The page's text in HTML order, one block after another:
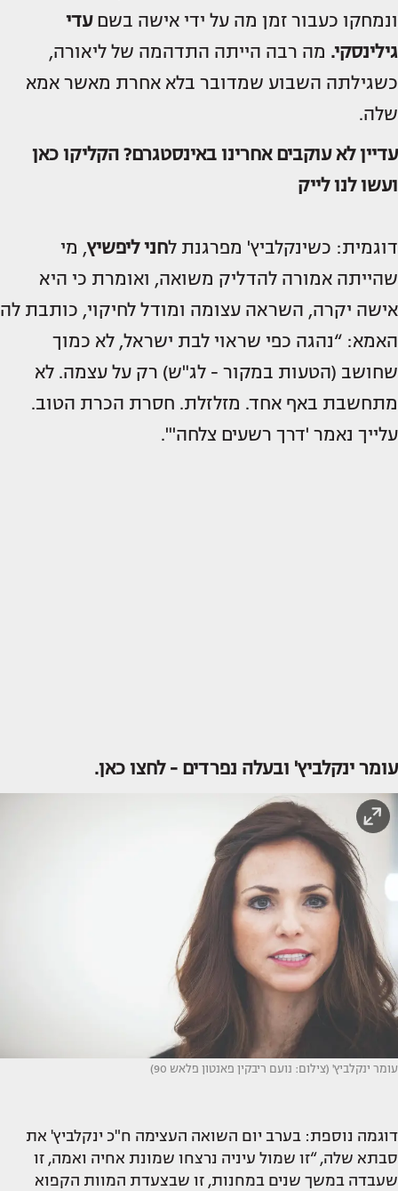
ונמחקו כעבור זמן מה על ידי אישה בשםעדי
גילינסקי. מה רבה הייתה התדהמה של ליאורה,
כשגילתה השבוע שמדובר בלא אחרת מאשר אמא
שלה.
עדיין לא עוקבים אחרינו באינסטגרם? הקליקו כאן
ועשו לנו לייק
דוגמית: כשינקלביץ' מפרגנת לחני ליפשיץ, מי
שהייתה אמורה להדליק משואה, ואומרת כי היא
אישה יקרה, השראה עצומה ומודל לחיקוי, כותבת לה
האמא: “נהגה כפי שראוי לבת ישראל, לא כמוך
שחושב (הטעות במקור - לג"ש) רק על עצמה. לא
מתחשבת באף אחד. מזלזלת. חסרת הכרת הטוב.
עלייך נאמר 'דרך רשעים צלחה'".
עומר ינקלביץ' ובעלה נפרדים -לחצו כאן.
עומר ינקלביץ' (צילום: נועם ריבקין פאנטון פלאש 90)
דוגמה נוספת: בערב יום השואה העצימה ח"כ ינקלביץ' את
סבתא שלה, “זו שמול עיניה נרצחו שמונת אחיה ואמה, זו
שעבדה במשך שנים במחנות, זו שבצעדת המוות הקפוא